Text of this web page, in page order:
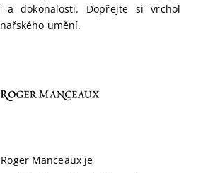
a dokonalosti. Dopřejte si vrchol
umění.
Manceaux je